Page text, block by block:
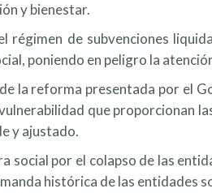
y bienestar.
régimen de subvenciones
poniendo en peligro la
la reforma presentada por el
que proporcionan
y ajustado.
social por el colapso de las
histórica de las entidades